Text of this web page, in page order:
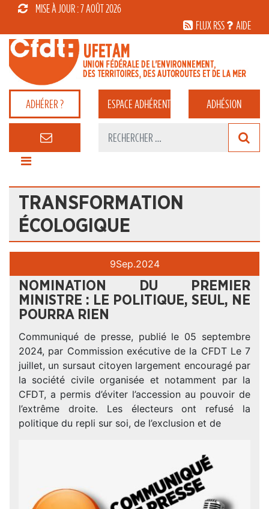
MISE À JOUR : 7 AOÛT 2026
FLUX RSS
AIDE
ADHÉRER ? ESPACEADHÉRENT ADHÉSION
TRANSFORMATION
ÉCOLOGIQUE
9Sep.2024
NOMINATION DU PREMIER
MINISTRE : LE POLITIQUE, SEUL, NE
POURRA RIEN
Communiqué de presse, publié le 05 septembre
2024, par Commission exécutive de la CFDT Le 7
juillet, un sursaut citoyen largement encouragé par
la société civile organisée et notamment par la
CFDT, a permis d’éviter l’accession au pouvoir de
l’extrême droite. Les électeurs ont refusé la
politique du repli sur soi, de l’exclusion et de